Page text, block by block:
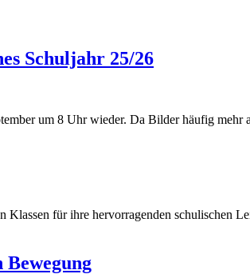
Schuljahr 25/26
um 8 Uhr wieder. Da Bilder häufig
für ihre hervorragenden schulischen